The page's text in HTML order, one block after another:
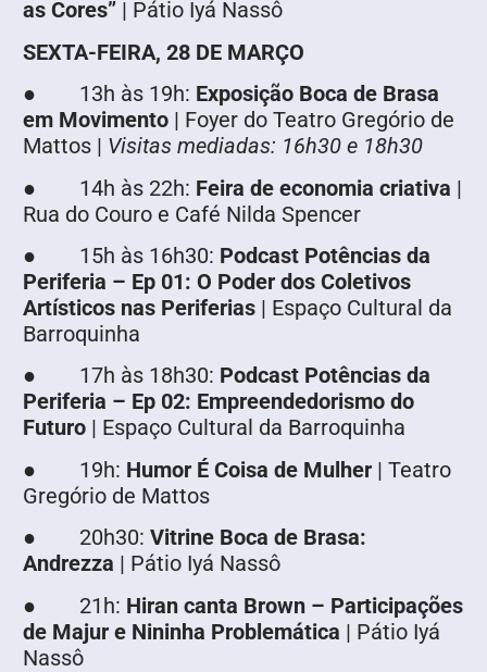
as Cores” | Pátio Iyá Nassô
SEXTA-FEIRA, 28 DE MARÇO
● 13h às 19h: Exposição Boca de Brasa
em Movimento | Foyer do Teatro Gregório de
Mattos | Visitas mediadas: 16h30 e 18h30
● 14h às 22h: Feira de economia criativa |
Rua do Couro e Café Nilda Spencer
● 15h às 16h30: Podcast Potências da
Periferia – Ep 01: O Poder dos Coletivos
Artísticos nas Periferias | Espaço Cultural da
Barroquinha
● 17h às 18h30: Podcast Potências da
Periferia – Ep 02: Empreendedorismo do
Futuro | Espaço Cultural da Barroquinha
● 19h: Humor É Coisa de Mulher | Teatro
Gregório de Mattos
● 20h30: Vitrine Boca de Brasa:
Andrezza | Pátio Iyá Nassô
● 21h: Hiran canta Brown – Participações
de Majur e Nininha Problemática | Pátio Iyá
Nassô